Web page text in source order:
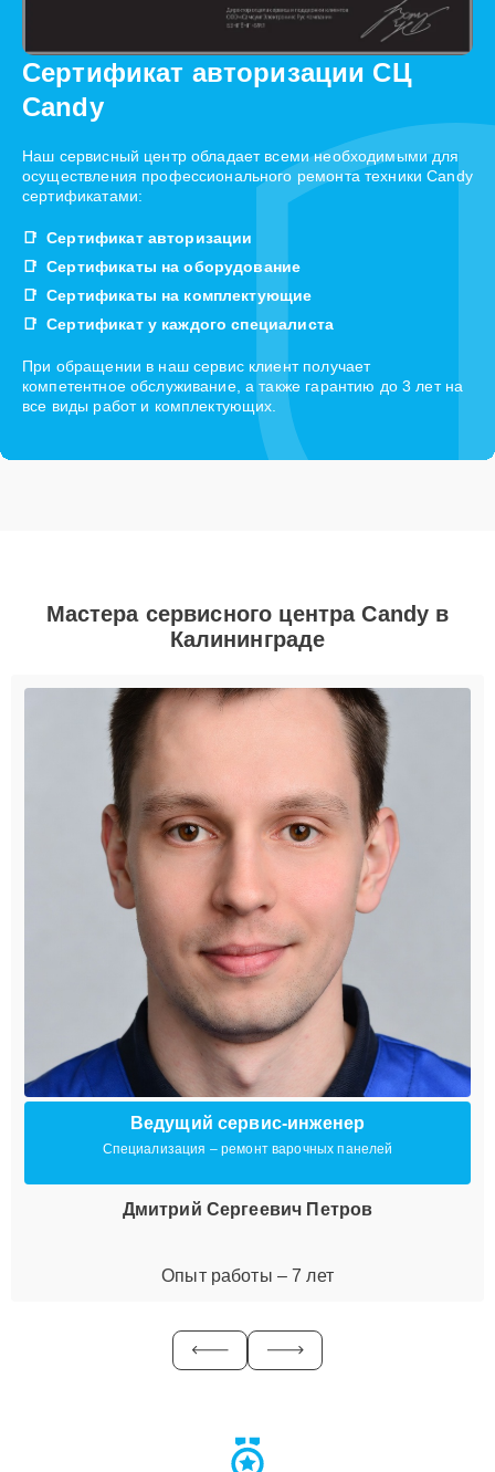
Сертификат авторизации СЦ
Candy
Наш сервисный центр обладает всеми необходимыми для
осуществления профессионального ремонта техники Candy
сертификатами:
Сертификат авторизации
Сертификаты на оборудование
Сертификаты на комплектующие
Сертификат у каждого специалиста
При обращении в наш сервис клиент получает
компетентное обслуживание, а также гарантию до 3 лет на
все виды работ и комплектующих.
Мастера сервисного центра Candy в
Калининграде
Ведущий сервис-инженер
Специализация – ремонт варочных панелей
Дмитрий Сергеевич Петров
Опыт работы – 7 лет